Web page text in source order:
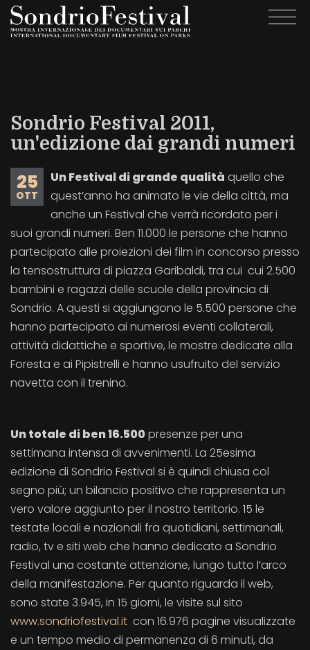
Salta
Sondrio Festival 2011,
un'edizione dai grandi numeri
25
OTT
Un Festival di grande qualità quello che
quest’anno ha animato le vie della città, ma
anche un Festival che verrà ricordato per i
suoi grandi numeri. Ben 11.000 le persone che hanno
partecipato alle proiezioni dei film in concorso presso
la tensostruttura di piazza Garibaldi, tra cui cui 2.500
bambini e ragazzi delle scuole della provincia di
Sondrio. A questi si aggiungono le 5.500 persone che
hanno partecipato ai numerosi eventi collaterali,
attività didattiche e sportive, le mostre dedicate alla
Foresta e ai Pipistrelli e hanno usufruito del servizio
navetta con il trenino.
Un totale di ben 16.500presenze per una
settimana intensa di avvenimenti. La 25esima
edizione di Sondrio Festival si è quindi chiusa col
segno più; un bilancio positivo che rappresenta un
vero valore aggiunto per il nostro territorio. 15 le
testate locali e nazionali fra quotidiani, settimanali,
radio, tv e siti web che hanno dedicato a Sondrio
Festival una costante attenzione, lungo tutto l’arco
della manifestazione. Per quanto riguarda il web,
sono state 3.945, in 15 giorni, le visite sul sito
www.sondriofestival.it con 16.976 pagine visualizzate
e un tempo medio di permanenza di 6 minuti, da